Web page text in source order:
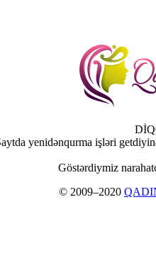
yenidənqurma işləri
Göstərdiymiz
© 2009–2020